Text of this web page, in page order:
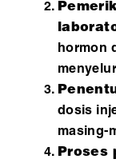
hormon
dosis
masing-
Proses